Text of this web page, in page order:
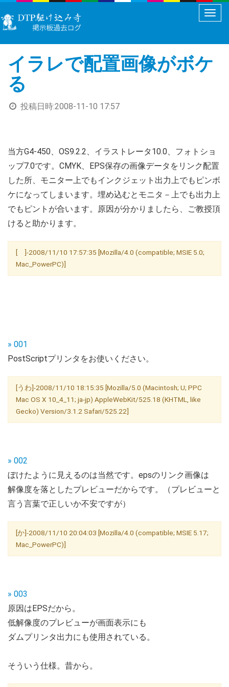
メ
ュ
ー
イラレで配置画像がボケ
る
投稿日時:2008-11-10 17:57
当方G4-450、OS9.2.2、イラストレータ10.0、フォトショ
ップ7.0です。CMYK、EPS保存の画像データをリンク配置
した所、モニター上でもインクジェット出力上でもピンボ
ケになってしまいます。埋め込むとモニタ－上でも出力上
でもピントが合います。原因が分かりましたら、ご教授頂
けると助かります。
[ ]-2008/11/10 17:57:35 [Mozilla/4.0 (compatible; MSIE 5.0;
Mac_PowerPC)]
» 001
PostScriptプリンタをお使いください。
[うわ]-2008/11/10 18:15:35 [Mozilla/5.0 (Macintosh; U; PPC
Mac OS X 10_4_11; ja-jp) AppleWebKit/525.18 (KHTML, like
Gecko) Version/3.1.2 Safari/525.22]
» 002
ぼけたように見えるのは当然です。epsのリンク画像は
解像度を落としたプレビューだからです。（プレビューと
言う言葉で正しいか不安ですが）
[か]-2008/11/10 20:04:03 [Mozilla/4.0 (compatible; MSIE 5.17;
Mac_PowerPC)]
» 003
原因はEPSだから。
低解像度のプレビューが画面表示にも
ダムプリンタ出力にも使用されている。
そういう仕様。昔から。